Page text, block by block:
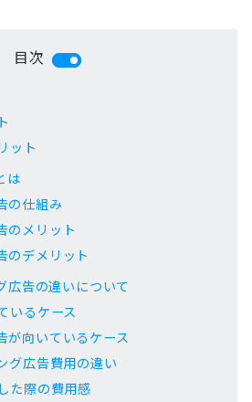
目次
ット
は
の仕組み
のメリット
のデメリット
広告の違いについて
いるケース
が向いているケース
グ広告費用の違い
た際の費用感